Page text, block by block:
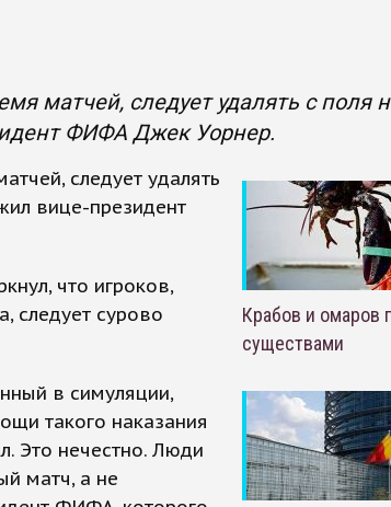
матчей, следует удалять с поля
ФИФА Джек Уорнер.
следует удалять
вице-президент
что игроков,
следует сурово
в симуляции,
такого наказания
Это нечестно. Люди
матч, а не
Крабов и омаров
существами